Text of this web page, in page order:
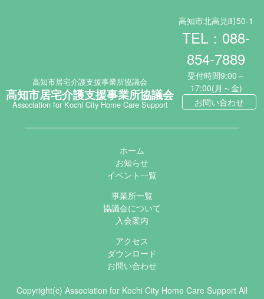
高知市居宅介護支援事業所協議会
高知市居宅介護支援事業所協議会
Association for Kochi City Home Care Support
高知市北高見町50-1
TEL：088-
854-7889
受付時間9:00～
17:00(月～金)
お問い合わせ
ホーム
お知らせ
イベント一覧
事業所一覧
協議会について
入会案内
アクセス
ダウンロード
お問い合わせ
Copyright(c) Association for Kochi City Home Care Support All